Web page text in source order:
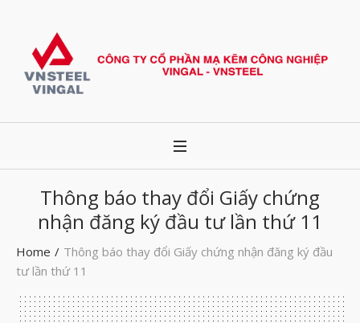
Thông báo thay đổi Giấy chứng
nhận đăng ký đầu tư lần thứ 11
Home / Thông báo thay đổi Giấy chứng nhận đăng ký đầu
tư lần thứ 11